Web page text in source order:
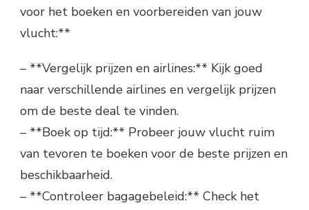
voor het boeken en voorbereiden van jouw
vlucht:**
– **Vergelijk prijzen en airlines:** Kijk goed
naar verschillende airlines en vergelijk prijzen
om de beste deal te vinden.
– **Boek op tijd:** Probeer jouw vlucht ruim
van tevoren te boeken voor de beste prijzen en
beschikbaarheid.
– **Controleer bagagebeleid:** Check het